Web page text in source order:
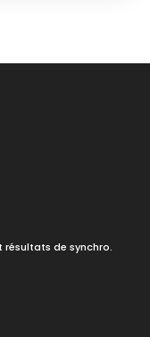
résultats de synchro.